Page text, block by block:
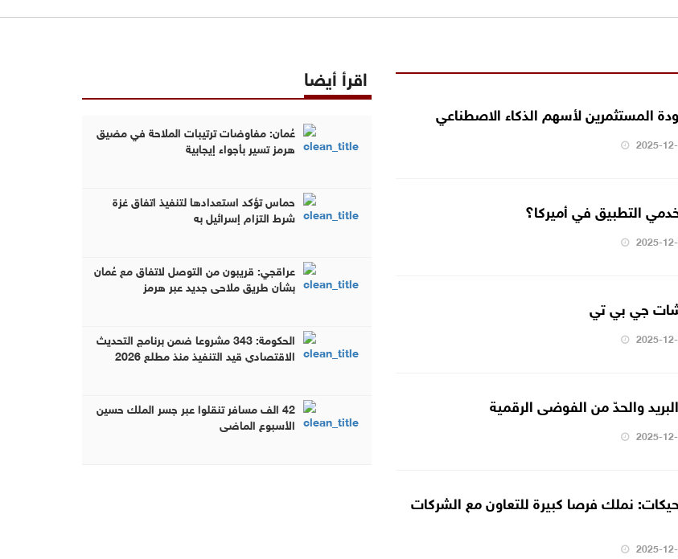
المستثمرين لأسهم الذكاء الاصطناعي
2025-
التطبيق في أميركا؟
2025-
جي بي تي
2025-
والحدّ من الفوضى الرقمية
2025-
نملك فرصا كبيرة للتعاون مع الشركات
2025-
اقرأ أيضا
عُمان: مفاوضات ترتيبات الملاحة في مضيق
هرمز تسير بأجواء إيجابية
حماس تؤكد استعدادها لتنفيذ اتفاق غزة
شرط التزام إسرائيل به
عراقجي: قريبون من التوصل لاتفاق مع عُمان
بشأن طريق ملاحي جديد عبر هرمز
الحكومة: 343 مشروعا ضمن برنامج التحديث
الاقتصادي قيد التنفيذ منذ مطلع 2026
42 الف مسافر تنقلوا عبر جسر الملك حسين
الأسبوع الماضي